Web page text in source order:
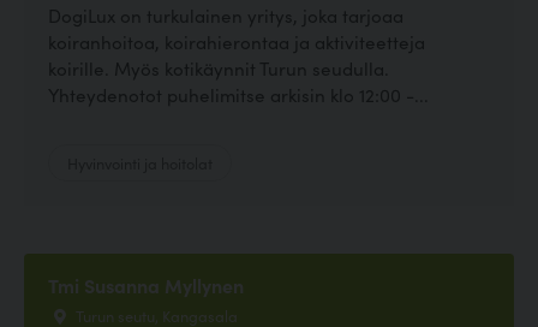
DogiLux on turkulainen yritys, joka tarjoaa
koiranhoitoa, koirahierontaa ja aktiviteetteja
koirille. Myös kotikäynnit Turun seudulla.
Yhteydenotot puhelimitse arkisin klo 12:00 -...
Tmi Susanna Myllynen
Turun seutu, Kangasala